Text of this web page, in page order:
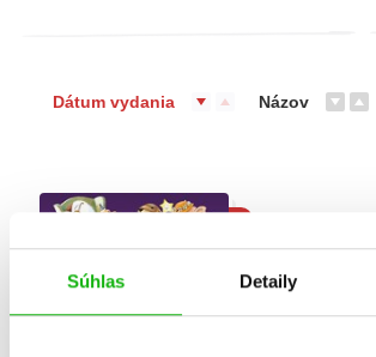
Súhlas Detaily
Dátum vydania Názov
B